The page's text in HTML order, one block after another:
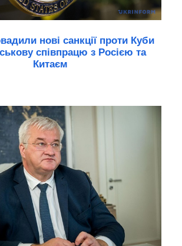
нові санкції проти Куби
співпрацю з Росією та
Китаєм